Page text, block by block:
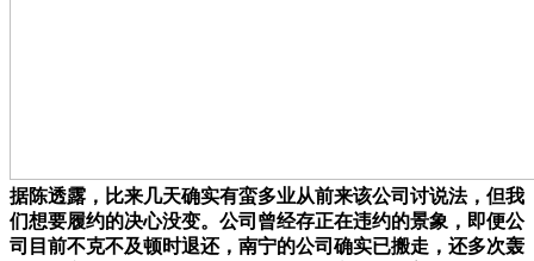
据陈透露，比来几天确实有蛮多业从前来该公司讨说法，但我
们想要履约的决心没变。公司曾经存正在违约的景象，即便公
司目前不克不及顿时退还，南宁的公司确实已搬走，还多次轰